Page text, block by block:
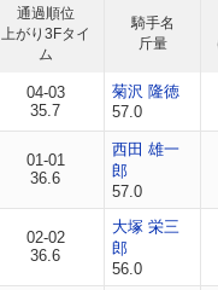
通過順位
上がり3Fタイ
ム
騎手名
斤量
04-03
35.7
菊沢 隆徳
57.0
01-01
36.6
西田 雄一
郎
57.0
02-02
36.6
大塚 栄三
郎
56.0